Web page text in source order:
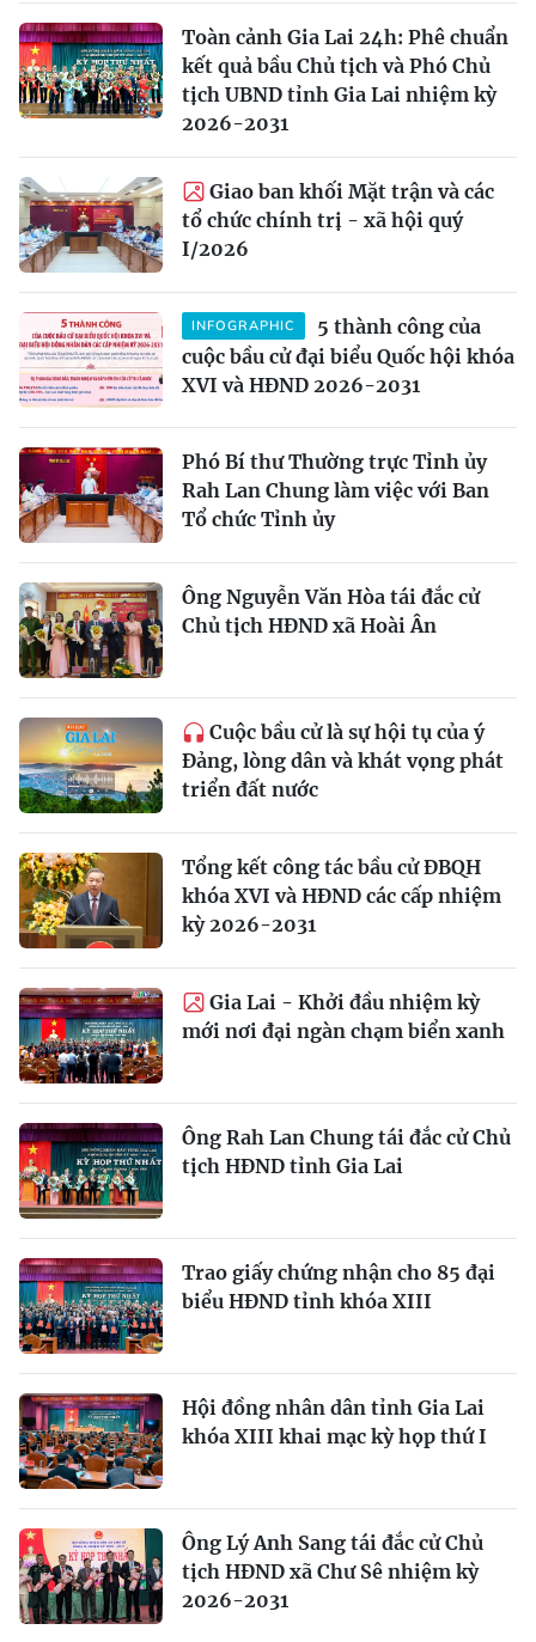
Toàn cảnh Gia Lai 24h: Phê chuẩn
kết quả bầu Chủ tịch và Phó Chủ
tịch UBND tỉnh Gia Lai nhiệm kỳ
2026-2031
Giao ban khối Mặt trận và các
tổ chức chính trị - xã hội quý
I/2026
INFOGRAPHIC
5 thành công của
cuộc bầu cử đại biểu Quốc hội khóa
XVI và HĐND 2026-2031
Phó Bí thư Thường trực Tỉnh ủy
Rah Lan Chung làm việc với Ban
Tổ chức Tỉnh ủy
Ông Nguyễn Văn Hòa tái đắc cử
Chủ tịch HĐND xã Hoài Ân
Cuộc bầu cử là sự hội tụ của ý
Đảng, lòng dân và khát vọng phát
triển đất nước
Tổng kết công tác bầu cử ĐBQH
khóa XVI và HĐND các cấp nhiệm
kỳ 2026-2031
Gia Lai - Khởi đầu nhiệm kỳ
mới nơi đại ngàn chạm biển xanh
Ông Rah Lan Chung tái đắc cử Chủ
tịch HĐND tỉnh Gia Lai
Trao giấy chứng nhận cho 85 đại
biểu HĐND tỉnh khóa XIII
Hội đồng nhân dân tỉnh Gia Lai
khóa XIII khai mạc kỳ họp thứ I
Ông Lý Anh Sang tái đắc cử Chủ
tịch HĐND xã Chư Sê nhiệm kỳ
2026-2031